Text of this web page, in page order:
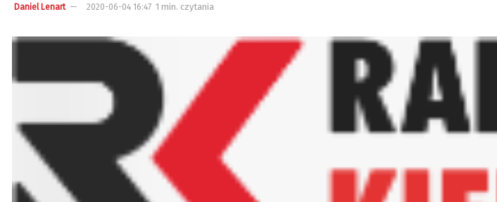
Daniel Lenart 2020-06-04 16:47 1 min. czytania